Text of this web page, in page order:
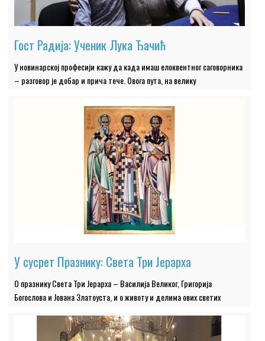
Гост Радија: Ученик Лука Ђачић
У новинарској професији кажу да када имаш елоквентног саговорника
– разговор је добар и прича тече. Овога пута, на велику
У сусрет Празнику: Света Три Јерарха
О празнику Света Три Јерарха – Василија Великог, Григорија
Богослова и Јована Златоуста, и о животу и делима ових светих